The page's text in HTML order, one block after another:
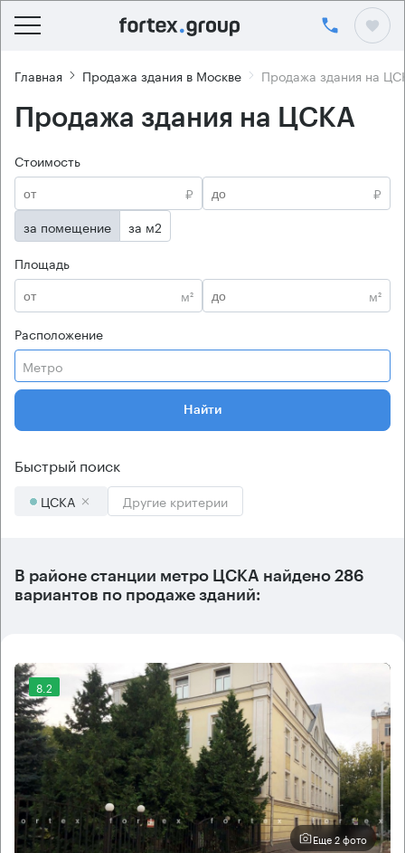
Главная Продажа здания в Москве Продажа здания на
Продажа здания на ЦСКА
Стоимость
₽
₽
за помещение
за м2
Площадь
м²
м²
Расположение
Метро
Найти
Быстрый поиск
ЦСКА Другие критерии
В районе станции метро ЦСКА найдено 286
вариантов по продаже зданий:
8.2
Еще 2 фото